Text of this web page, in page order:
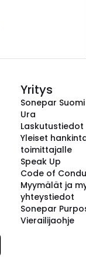
Yritys
Sonepar
Ura
Laskutustiedot
Yleiset
toimittajalle
Speak Up
Code of
Myymälät ja
yhteystiedot
Sonepar
Vierailijaohje